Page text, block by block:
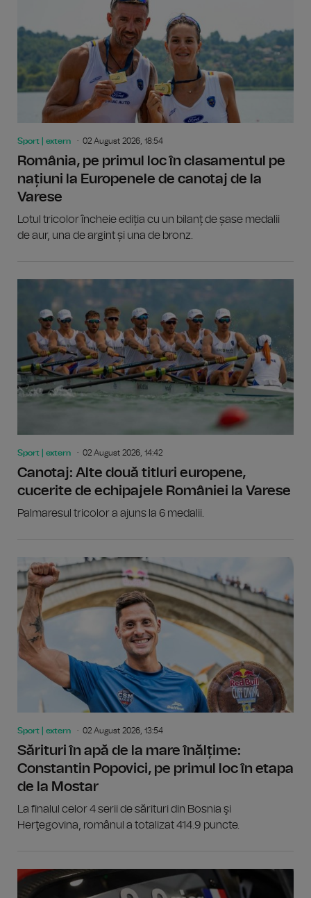
Sport | extern 02 August 2026, 18:54
România, pe primul loc în clasamentul pe
națiuni la Europenele de canotaj de la
Varese
Lotul tricolor încheie ediția cu un bilanț de șase medalii
de aur, una de argint și una de bronz.
Sport | extern 02 August 2026, 14:42
Canotaj: Alte două titluri europene,
cucerite de echipajele României la Varese
Palmaresul tricolor a ajuns la 6 medalii.
Sport | extern 02 August 2026, 13:54
Sărituri în apă de la mare înălțime:
Constantin Popovici, pe primul loc în etapa
de la Mostar
La finalul celor 4 serii de sărituri din Bosnia şi
Herţegovina, românul a totalizat 414.9 puncte.